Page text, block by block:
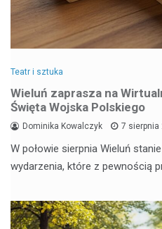
Teatr i sztuka
Wieluń zaprasza na
Święta Wojska Polskiego
Dominika Kowalczyk 7 sierpnia
W połowie sierpnia Wieluń
wydarzenia, które z pewnością